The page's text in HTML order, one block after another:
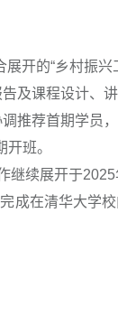
开的“乡村振兴
及课程设计、
推荐首期学员
班。
续展开于2025
成在清华大学